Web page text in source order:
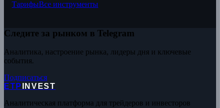
ТарифыВсе инструменты
Следите за рынком в Telegram
Аналитика, настроение рынка, лидеры дня и ключевые
события.
Подписаться
ETP
INVEST
Аналитическая платформа для трейдеров и инвесторов